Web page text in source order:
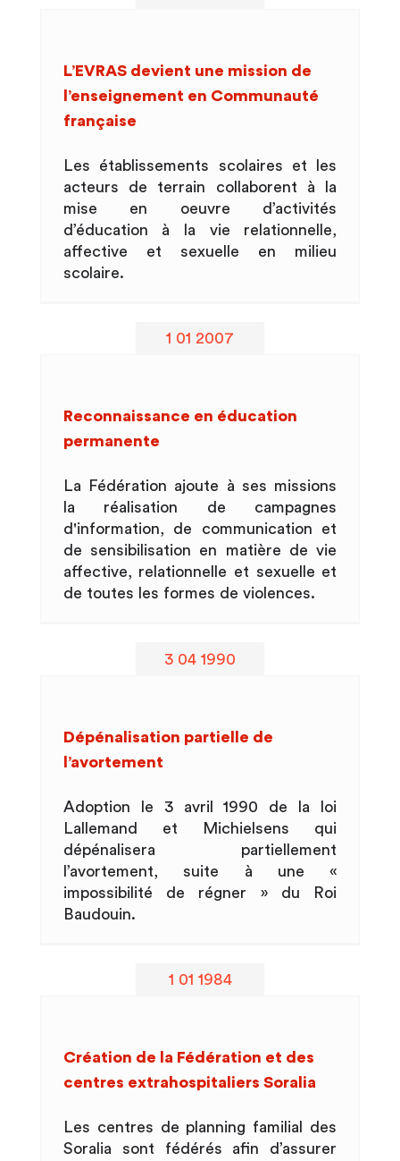
L’EVRAS devient une mission de
l’enseignement en Communauté
française
Les établissements scolaires et les
acteurs de terrain collaborent à la
mise en oeuvre d’activités
d’éducation à la vie relationnelle,
affective et sexuelle en milieu
scolaire.
1 01 2007
Reconnaissance en éducation
permanente
La Fédération ajoute à ses missions
la réalisation de campagnes
d'information, de communication et
de sensibilisation en matière de vie
affective, relationnelle et sexuelle et
de toutes les formes de violences.
3 04 1990
Dépénalisation partielle de
l’avortement
Adoption le 3 avril 1990 de la loi
Lallemand et Michielsens qui
dépénalisera partiellement
l’avortement, suite à une «
impossibilité de régner » du Roi
Baudouin.
1 01 1984
Création de la Fédération et des
centres extrahospitaliers Soralia
Les centres de planning familial des
Soralia sont fédérés afin d’assurer